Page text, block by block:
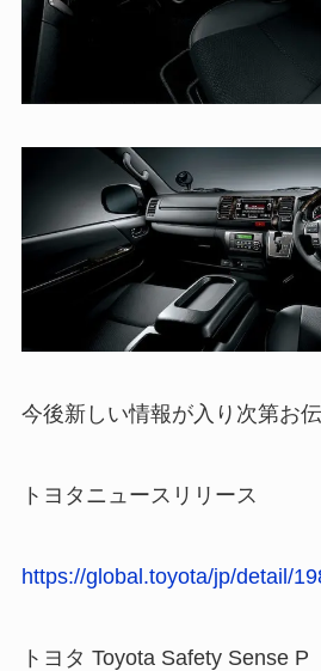
今後新しい情報が入り次第お伝
トヨタニュースリリース
https://global.toyota/jp/detail/
トヨタ Toyota Safety Sense P